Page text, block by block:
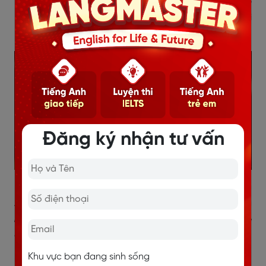
bạn tự tin kết nối và giao tiếp bằng tiếng Anh mỗi
ngày.
Hiện nay, Langmaster cung cấp hai khoá học tiếng
Anh linh hoạt gồm
khóa giao tiếp online theo nhóm
, giúp học viên dễ
dàng lựa chọn theo nhu cầu và thời gian cá nhân.
Khóa online 1 kèm 1: Lộ trình cá nhân hóa theo
Đăng ký nhận tư vấn
Khu vực bạn đang sinh sống